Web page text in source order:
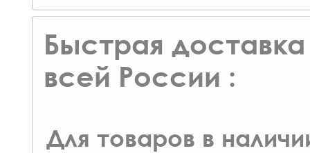
Быстрая доставка
всей России :
Для товаров в